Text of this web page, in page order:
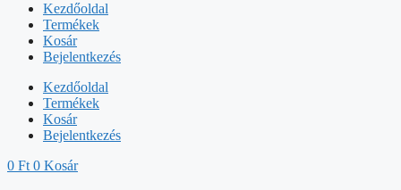
Kezdőoldal
Termékek
Kosár
Bejelentkezés
Kezdőoldal
Termékek
Kosár
Bejelentkezés
0 Ft 0 Kosár